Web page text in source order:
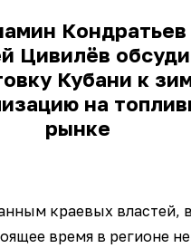
Кондратьев
Цивилёв
Кубани к
на
рынке
краевых властей,
время в регионе не